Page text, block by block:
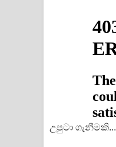
උපුටා ගැනීමකි...